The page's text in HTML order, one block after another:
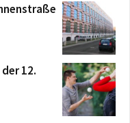
12.